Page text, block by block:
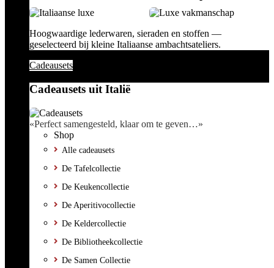
Hoogwaardige lederwaren, sieraden en stoffen —
geselecteerd bij kleine Italiaanse ambachtsateliers.
Cadeausets
Cadeausets uit Italië
«Perfect samengesteld, klaar om te geven…»
Shop
Alle cadeausets
De Tafelcollectie
De Keukencollectie
De Aperitivocollectie
De Keldercollectie
De Bibliotheekcollectie
De Samen Collectie